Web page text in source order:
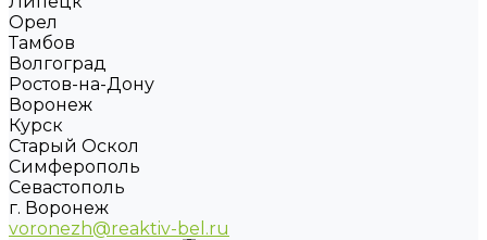
Орел
Тамбов
Волгоград
Ростов-на-Дону
Воронеж
Курск
Старый Оскол
Симферополь
Севастополь
г. Воронеж
voronezh@reaktiv-bel.ru